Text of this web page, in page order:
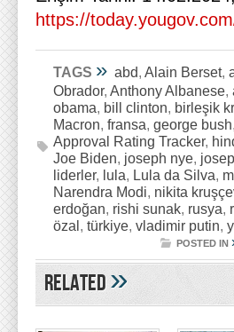
https://
TAGS » abd, Alain Berset,
Obrador, Anthony Albanese,
obama, bill clinton, birleşik
Macron, fransa, george bush,
Approval Rating Tracker,
Joe Biden, joseph nye,
liderler, lula, Lula da Silva,
Narendra Modi, nikita
erdoğan, rishi sunak, rusya,
özal, türkiye, vladimir putin,
POSTED IN
Related»